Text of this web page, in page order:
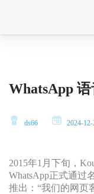
WhatsApp
ds66 2024-12-
2015年1月下旬，
WhatsApp正式通过
推出：“我们的网页